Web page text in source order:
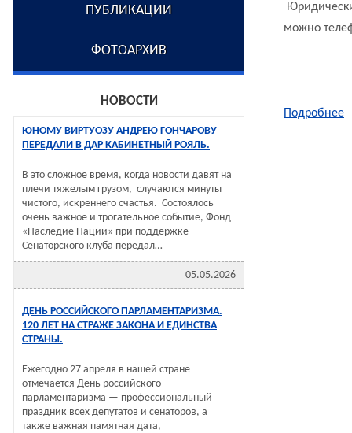
ПУБЛИКАЦИИ
ФОТОАРХИВ
НОВОСТИ
ЮНОМУ ВИРТУОЗУ АНДРЕЮ ГОНЧАРОВУ
ПЕРЕДАЛИ В ДАР КАБИНЕТНЫЙ РОЯЛЬ.
В это сложное время, когда новости давят на
плечи тяжелым грузом, случаются минуты
чистого, искреннего счастья. Состоялось
очень важное и трогательное событие, Фонд
«Наследие Нации» при поддержке
Сенаторского клуба передал…
05.05.2026
ДЕНЬ РОССИЙСКОГО ПАРЛАМЕНТАРИЗМА.
120 ЛЕТ НА СТРАЖЕ ЗАКОНА И ЕДИНСТВА
СТРАНЫ.
Ежегодно 27 апреля в нашей стране
отмечается День российского
парламентаризма — профессиональный
праздник всех депутатов и сенаторов, а
также важная памятная дата,
можно
Подробнее